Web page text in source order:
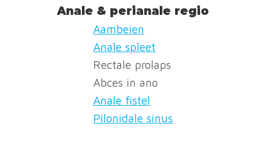
Anale & perianale regio
Aambeien
Anale spleet
Rectale prolaps
Abces in ano
Anale fistel
Pilonidale sinus